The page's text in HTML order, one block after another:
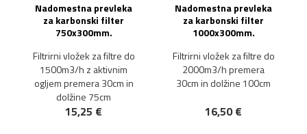
Nadomestna prevleka
za karbonski filter
750x300mm.
Filtrirni vložek za filtre do
1500m3/h z aktivnim
ogljem premera 30cm in
dolžine 75cm
15,25 €
Nadomestna prevleka
za karbonski filter
1000x300mm.
Filtrirni vložek za filtre do
2000m3/h premera
30cm in dolžine 100cm
16,50 €